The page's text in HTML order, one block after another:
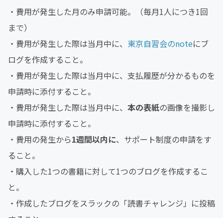
・費用が発生した月のみ申請可能。（毎月1人につき1回
まで）
・費用が発生した際は当月中に、 東京自習会のnoteにブ
ログを作成すること。
・費用が発生した際は当月中に、支払履歴が分かるものを
申請時に添付すること。
・費用が発生した際は当月中に、 本の表紙の画像を撮影し
申請時に添付すること。
・費用の発生から1週間以内に、サポート制度の申請をす
ること。
・購入した1つの書籍に対して1つのブログを作成するこ
と。
・作成したブログをスラックの「読書チャレンジ」に投稿